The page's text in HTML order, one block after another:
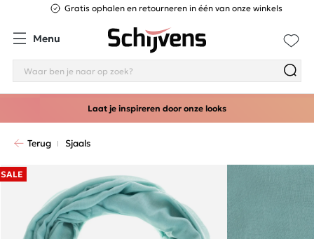
Gratis ophalen en retourneren in één van onze winkels
Menu
Laat je inspireren door onze looks
Terug Sjaals
SALE